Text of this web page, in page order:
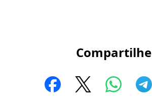
Compartilhe